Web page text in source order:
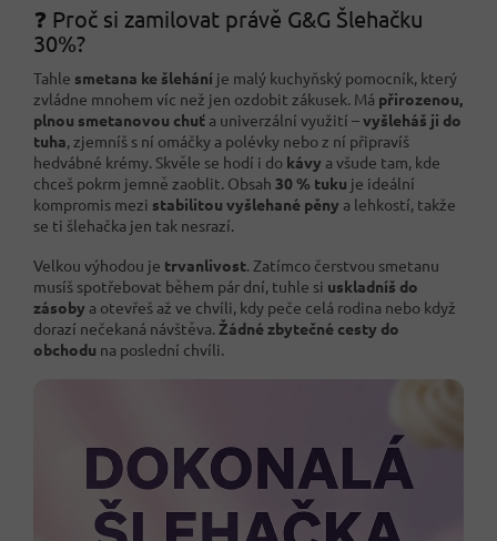
❓ Proč si zamilovat právě G&G Šlehačku
30%?
Tahle smetana ke šlehání je malý kuchyňský pomocník, který
zvládne mnohem víc než jen ozdobit zákusek. Má přirozenou,
plnou smetanovou chuť a univerzální využití –vyšleháš ji do
tuha, zjemníš s ní omáčky a polévky nebo z ní připravíš
hedvábné krémy. Skvěle se hodí i do kávy a všude tam, kde
chceš pokrm jemně zaoblit. Obsah 30 % tuku je ideální
kompromis mezi stabilitou vyšlehané pěny a lehkostí, takže
se ti šlehačka jen tak nesrazí.
Velkou výhodou je trvanlivost. Zatímco čerstvou smetanu
musíš spotřebovat během pár dní, tuhle si uskladníš do
zásoby a otevřeš až ve chvíli, kdy peče celá rodina nebo když
dorazí nečekaná návštěva.Žádné zbytečné cesty do
obchodu na poslední chvíli.